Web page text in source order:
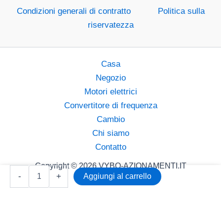
Condizioni generali di contratto
Politica sulla
riservatezza
Casa
Negozio
Motori elettrici
Convertitore di frequenza
Cambio
Chi siamo
Contatto
Copyright © 2026 VYBO-AZIONAMENTI.IT
-
frequenza
+ Aggiungi al carrello